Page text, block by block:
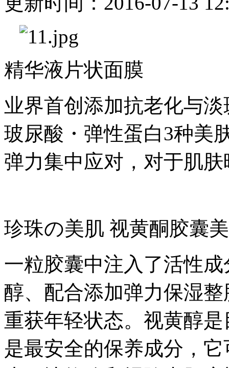
精华液片状面膜
业界首创添加抗老化与
玻尿酸・弹性蛋白3种美
弹力集中应对， 对于肌
珍珠の美肌 视黄酮胶囊
一粒胶囊中注入了活性
醇、配合添加弹力保湿
重获年轻状态。 视黄醇
是最安全的保养成分，